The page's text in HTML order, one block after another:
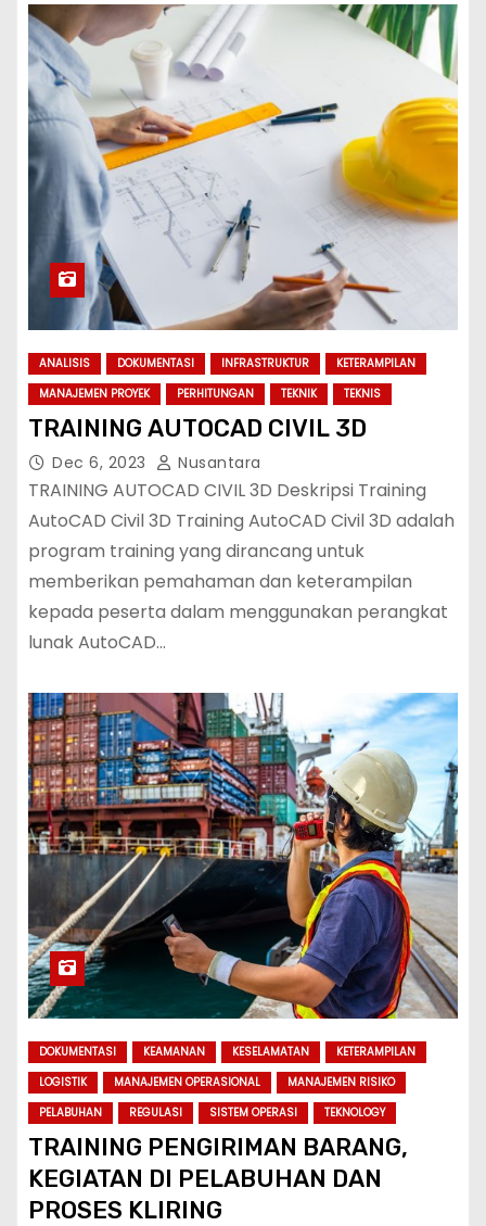
ANALISIS DOKUMENTASI INFRASTRUKTUR
KETERAMPILAN
MANAJEMEN PROYEK
PERHITUNGAN TEKNIK TEKNIS
TRAINING AUTOCAD CIVIL 3D
Dec 6, 2023 Nusantara
TRAINING AUTOCAD CIVIL 3D Deskripsi Training
AutoCAD Civil 3D Training AutoCAD Civil 3D adalah
program training yang dirancang untuk
memberikan pemahaman dan keterampilan
kepada peserta dalam menggunakan perangkat
lunak AutoCAD…
DOKUMENTASI KEAMANAN KESELAMATAN
KETERAMPILAN
LOGISTIK
MANAJEMEN OPERASIONAL
MANAJEMEN RISIKO
PELABUHAN
REGULASI SISTEM OPERASI TEKNOLOGY
TRAINING PENGIRIMAN BARANG,
KEGIATAN DI PELABUHAN DAN
PROSES KLIRING